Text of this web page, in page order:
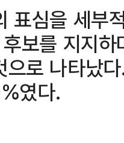
표심을 세부
보를 지지
로 나타났
였다.